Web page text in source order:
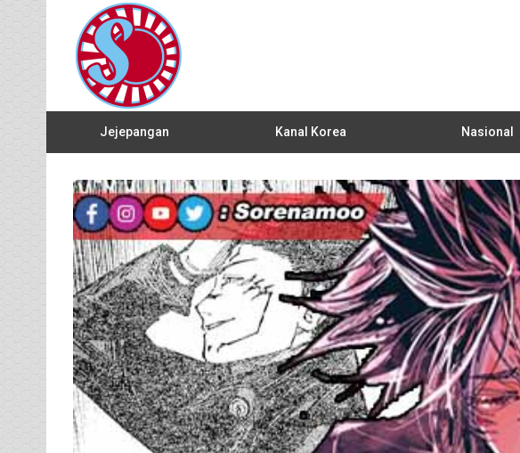
Jejepangan Kanal Korea Nasional